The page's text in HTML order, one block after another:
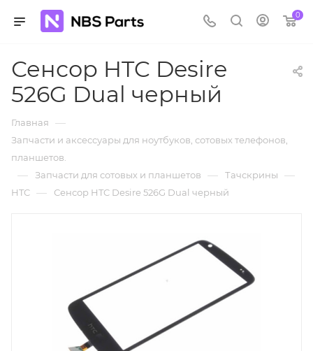
0
Сенсор HTC Desire
526G Dual черный
Главная —
Запчасти и аксессуары для ноутбуков, сотовых телефонов,
планшетов.
— Запчасти для сотовых и планшетов — Тачскрины —
HTC — Сенсор HTC Desire 526G Dual черный